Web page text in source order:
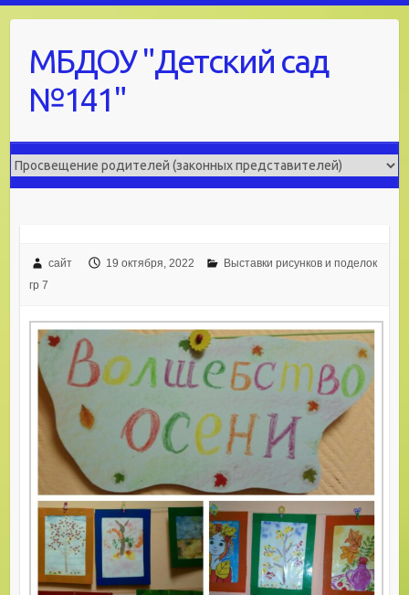
contentМБДОУ "Детский сад
№141"
сайт 19 октября, 2022
Выставки рисунков и поделок
гр 7